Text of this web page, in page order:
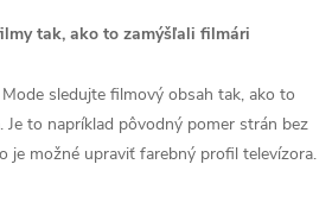
tak, ako to zamýšľali filmári
sledujte filmový obsah tak, ako to
Je to napríklad pôvodný pomer strán bez
je možné upraviť farebný profil televízora.